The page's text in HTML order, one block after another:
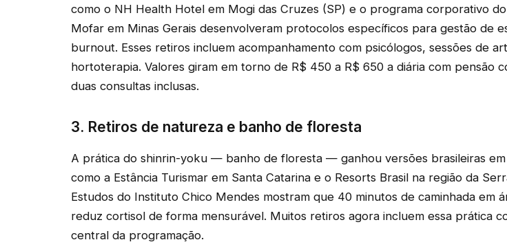
como o NH Health Hotel em Mogi das Cruzes (SP) e o programa corporativo
Mofar em Minas Gerais desenvolveram protocolos específicos para gestão de
burnout. Esses retiros incluem acompanhamento com psicólogos, sessões de
hortoterapia. Valores giram em torno de R$ 450 a R$ 650 a diária com pensão
duas consultas inclusas.
3. Retiros de natureza e banho de floresta
A prática do shinrin-yoku — banho de floresta — ganhou versões brasileiras
como a Estância Turismar em Santa Catarina e o Resorts Brasil na região da
Estudos do Instituto Chico Mendes mostram que 40 minutos de caminhada em
reduz cortisol de forma mensurável. Muitos retiros agora incluem essa prática
central da programação.